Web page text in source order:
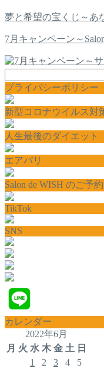
夢と希望の宝くじ～あ
7月キャンペーン～
プライバシーポリシー
新型コロナウイルス対
人生最後のダイエット
エアバリ
Salon de WISH のご予約
TikTok
SNS
カレンダー
2022年6月
月 火 水 木 金 土 日
1
2 3 4
5